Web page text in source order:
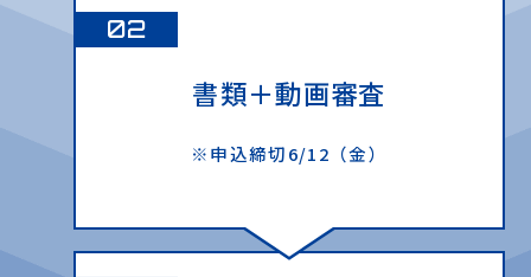
02
書類＋動画審査
※申込締切6/12（金）